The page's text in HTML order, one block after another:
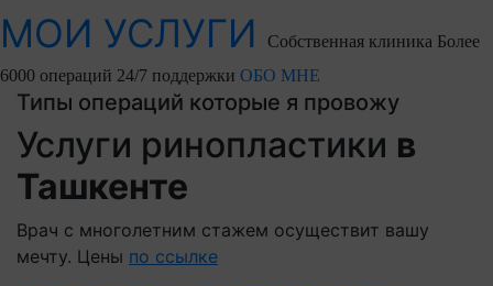
МОИ УСЛУГИ
Собственная клиника Более
6000 операций 24/7 поддержки ОБО МНЕ
Типы операций которые я провожу
Услуги ринопластики в
Ташкенте
Врач с многолетним стажем осуществит вашу
мечту. Цены по ссылке